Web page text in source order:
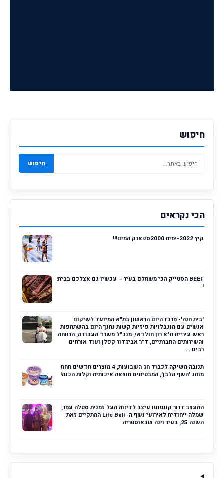
חיפוש
חיפוש
הכי נקראים
קיץ 2022-ימית 2000ספארק המים!!!
BEEF הסטייק הכי משתלם בעיר – עכשיו גם אצלכם בבית!
!
'בית חנה'- מרכז היום הראשון בת"א המיועד לשיקום
אנשים עם מוגבלויות פיזיות קשות נחנך היום בהשתתפות
ראש עיריית ת"א רון חולדאי, מנכ"ל משרד העבודה, הרווחה
והשירותים החברתיים, ד"ר אביגדור קפלן ועוד אורחים
רבים....
תנובה משיקה לכבוד חג השבועות, 4 מוצרים חדשים תחת
מותג 'השף הלבן', המבטיחים תוצאה איכותית וקלות הכנה!
המעצב דרור קונטנטו עיצב לדיווה העל זמנית סטלה עמר,
שמלה ייחודית לאירועי נשף ה- Life Ball המתקיים זאת
השנה 25, בעיר וינה שבאוסטריה.